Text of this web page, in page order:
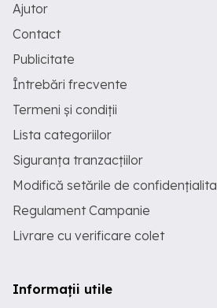
Ajutor
Contact
Publicitate
Întrebări frecvente
Termeni și condiții
Lista categoriilor
Siguranța tranzacțiilor
Modifică setările de
Regulament Campanie
Livrare cu verificare colet
Informații utile